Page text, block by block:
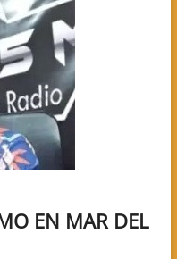
EN MAR DEL